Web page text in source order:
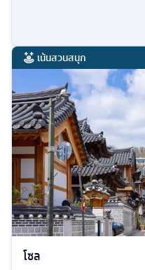
เน้นสวนสนุก
โซล